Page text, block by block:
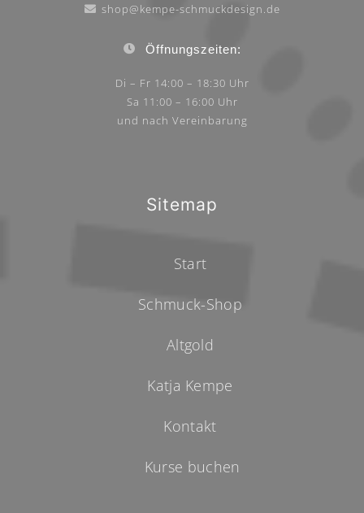
shop@kempe-schmuckdesign.de
Öffnungszeiten:
Di – Fr 14:00 – 18:30 Uhr
Sa 11:00 – 16:00 Uhr
und nach Vereinbarung
Sitemap
Start
Schmuck-Shop
Altgold
Katja Kempe
Kontakt
Kurse buchen